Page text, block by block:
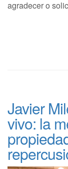
agradecer o
Javier
vivo: la